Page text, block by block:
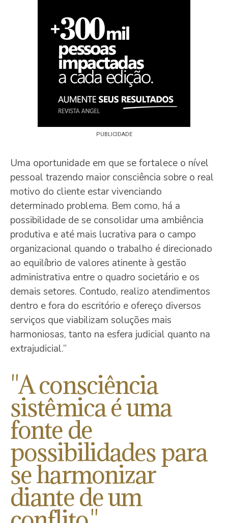
PUBLICIDADE
Uma oportunidade em que se fortalece o nível
pessoal trazendo maior consciência sobre o real
motivo do cliente estar vivenciando
determinado problema. Bem como, há a
possibilidade de se consolidar uma ambiência
produtiva e até mais lucrativa para o campo
organizacional quando o trabalho é direcionado
ao equilíbrio de valores atinente à gestão
administrativa entre o quadro societário e os
demais setores. Contudo, realizo atendimentos
dentro e fora do escritório e ofereço diversos
serviços que viabilizam soluções mais
harmoniosas, tanto na esfera judicial quanto na
extrajudicial.”
"A consciência
sistêmica é uma
fonte de
possibilidades para
se harmonizar
diante de um